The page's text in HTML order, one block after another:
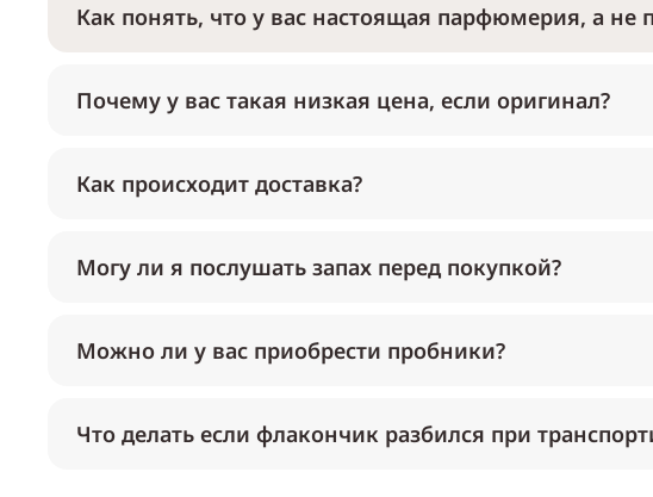
Как понять, что у вас настоящая парфюмерия, а не
Почему у вас такая низкая цена, если оригинал?
Как происходит доставка?
Могу ли я послушать запах перед покупкой?
Можно ли у вас приобрести пробники?
Что делать если флакончик разбился при